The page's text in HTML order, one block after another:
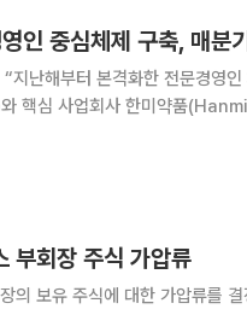
인 중심체제 구축, 매분
난해부터 본격화한 전문경영인
핵심 사업회사 한미약품
한다는 게 두
부회장 주식 가압류
식에 대한 가압류를 결정했다. 6일 제약업